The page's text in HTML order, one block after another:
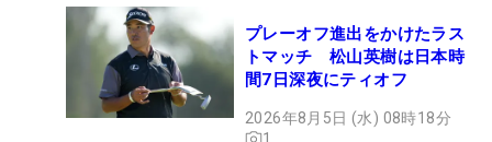
プレーオフ進出をかけたラス
トマッチ 松山英樹は日本時
間7日深夜にティオフ
2026年8月5日 (水) 08時18分
1